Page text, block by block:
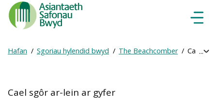
Food
Standards
Agency
Frontpage
Breadcrumb
Hafan Sgoriau hylendid bwyd The Beachcomber Cael
Cael sgôr ar-lein ar gyfer